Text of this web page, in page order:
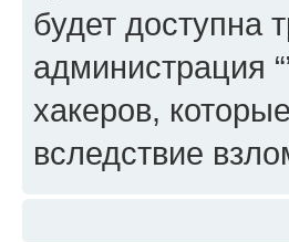
будет доступна
администрация
хакеров,
вследствие